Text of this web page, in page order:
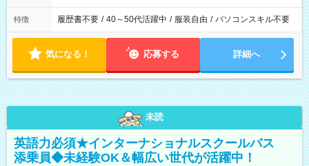
特徴 履歴書不要 / 40～50代活躍中 / 服装自由 / パソコンスキル不要
気になる！ 応募する 詳細へ
未読
英語力必須★インターナショナルスクールバス
添乗員◆未経験OK＆幅広い世代が活躍中！